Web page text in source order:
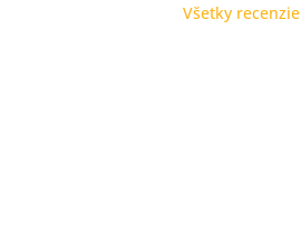
Všetky recenzie